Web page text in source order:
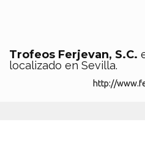
Trofeos Ferjevan, S.C.
localizado en Sevilla.
http://